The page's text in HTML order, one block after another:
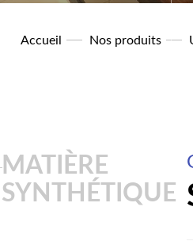
Accueil Nos produits
MATIÈRE
SYNTHÉTIQUE